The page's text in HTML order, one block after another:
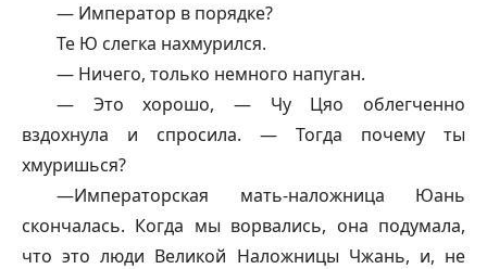
— Император в порядке?
Те Ю слегка нахмурился.
— Ничего, только немного напуган.
— Это хорошо, — Чу Цяо облегченно
вздохнула и спросила. — Тогда почему ты
хмуришься?
—Императорская мать-наложница Юань
скончалась. Когда мы ворвались, она подумала,
что это люди Великой Наложницы Чжань, и, не